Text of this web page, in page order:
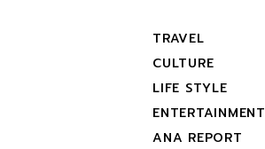
TRAVEL
CULTURE
LIFE STYLE
ENTERTAINMENT
ANA REPORT